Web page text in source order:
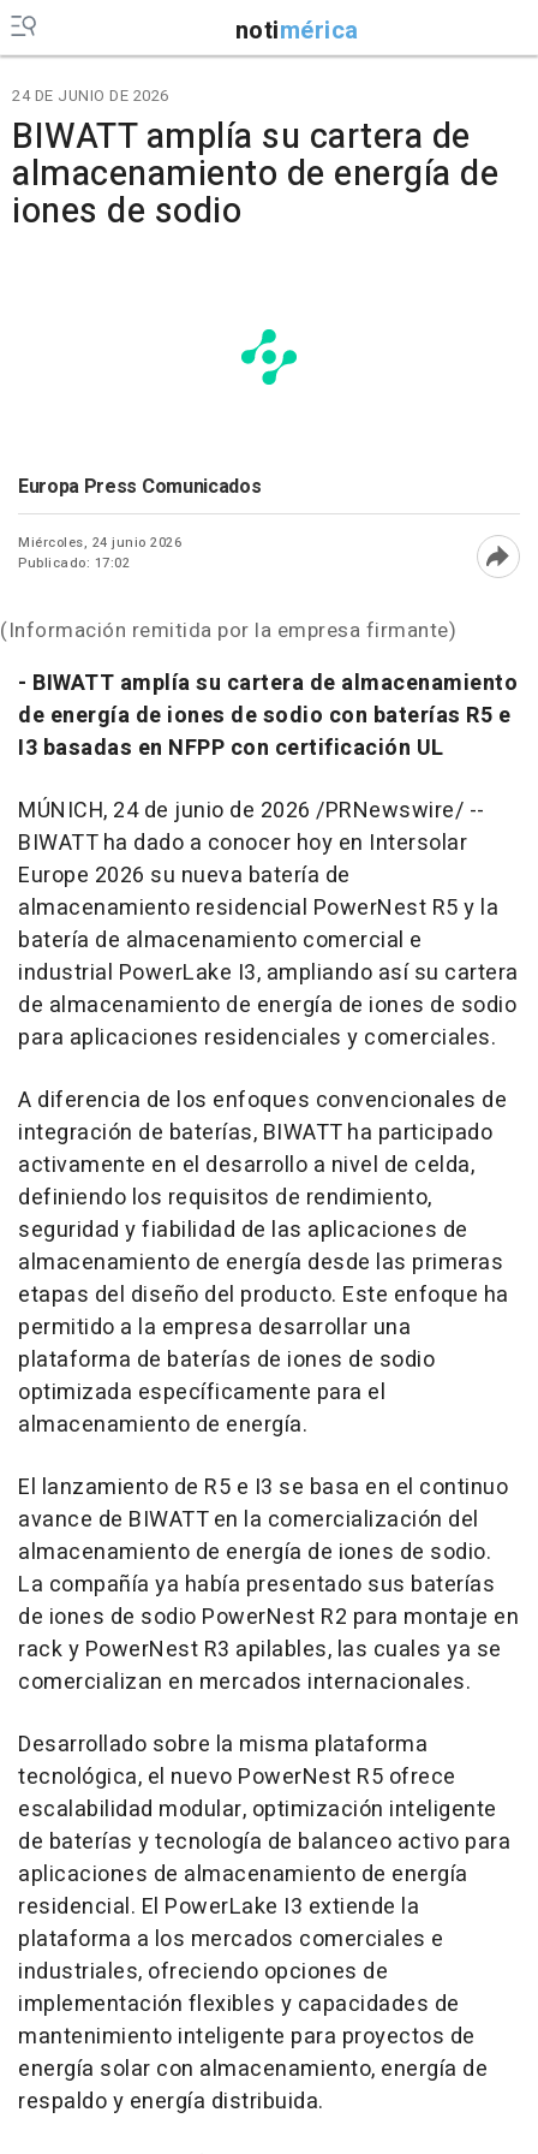
notimérica
24 DE JUNIO DE 2026
BIWATT amplía su cartera de
almacenamiento de energía de
iones de sodio
Europa Press Comunicados
Miércoles, 24 junio 2026
Publicado: 17:02
(Información remitida por la empresa firmante)
- BIWATT amplía su cartera de almacenamiento
de energía de iones de sodio con baterías R5 e
I3 basadas en NFPP con certificación UL
MÚNICH, 24 de junio de 2026 /PRNewswire/ --
BIWATT ha dado a conocer hoy en Intersolar
Europe 2026 su nueva batería de
almacenamiento residencial PowerNest R5 y la
batería de almacenamiento comercial e
industrial PowerLake I3, ampliando así su cartera
de almacenamiento de energía de iones de sodio
para aplicaciones residenciales y comerciales.
A diferencia de los enfoques convencionales de
integración de baterías, BIWATT ha participado
activamente en el desarrollo a nivel de celda,
definiendo los requisitos de rendimiento,
seguridad y fiabilidad de las aplicaciones de
almacenamiento de energía desde las primeras
etapas del diseño del producto. Este enfoque ha
permitido a la empresa desarrollar una
plataforma de baterías de iones de sodio
optimizada específicamente para el
almacenamiento de energía.
El lanzamiento de R5 e I3 se basa en el continuo
avance de BIWATT en la comercialización del
almacenamiento de energía de iones de sodio.
La compañía ya había presentado sus baterías
de iones de sodio PowerNest R2 para montaje en
rack y PowerNest R3 apilables, las cuales ya se
comercializan en mercados internacionales.
Desarrollado sobre la misma plataforma
tecnológica, el nuevo PowerNest R5 ofrece
escalabilidad modular, optimización inteligente
de baterías y tecnología de balanceo activo para
aplicaciones de almacenamiento de energía
residencial. El PowerLake I3 extiende la
plataforma a los mercados comerciales e
industriales, ofreciendo opciones de
implementación flexibles y capacidades de
mantenimiento inteligente para proyectos de
energía solar con almacenamiento, energía de
respaldo y energía distribuida.